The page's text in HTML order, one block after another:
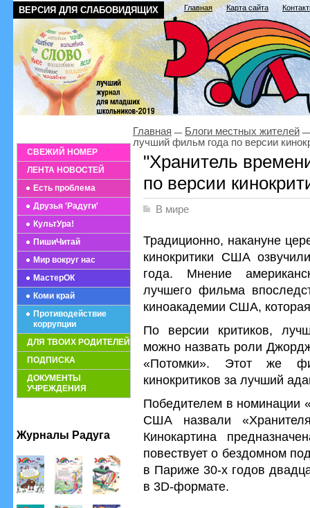
ВЕРСИЯ ДЛЯ СЛАБОВИДЯЩИХ Главная Карта сайта
СВЕЖИЙ НОМЕР
ЛЕНТА НОВОСТЕЙ
Есть проблема
Друзья 'Радуги'
КультУра!
ПишиЧитай
Мир вокруг нас
МастерОК
Коми край
Противодействие
коррупции
ДЛЯ ТВОИХ РОДИТЕЛЕЙ
ПОДПИСКА
ДОКУМЕНТЫ
УЧРЕЖДЕНИЯ
Журналы Радуга
Главная
Блоги местных жителей
лучший фильм года по версии
"Хранитель
по версии
В мире
Традиционно, накануне
кинокритики США
года. Мнение
лучшего фильма
киноакадемии США,
По версии критиков,
можно назвать роли
«Потомки». Этот же
кинокритиков за лучший
Победителем в номинации
США назвали
Кинокартина
повествует о бездомном
в Париже 30-х годов
в 3D-формате.